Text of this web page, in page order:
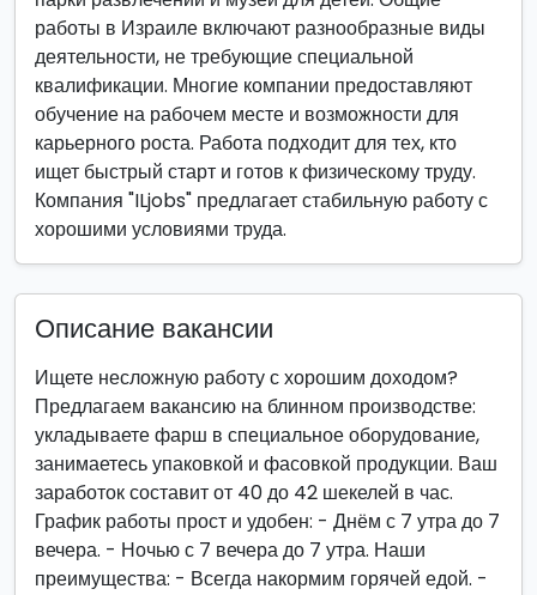
работы в Израиле включают разнообразные виды
деятельности, не требующие специальной
квалификации. Многие компании предоставляют
обучение на рабочем месте и возможности для
карьерного роста. Работа подходит для тех, кто
ищет быстрый старт и готов к физическому труду.
Компания "ILjobs" предлагает стабильную работу с
хорошими условиями труда.
Описание вакансии
Ищете несложную работу с хорошим доходом?
Предлагаем вакансию на блинном производстве:
укладываете фарш в специальное оборудование,
занимаетесь упаковкой и фасовкой продукции. Ваш
заработок составит от 40 до 42 шекелей в час.
График работы прост и удобен: - Днём с 7 утра до 7
вечера. - Ночью с 7 вечера до 7 утра. Наши
преимущества: - Всегда накормим горячей едой. -